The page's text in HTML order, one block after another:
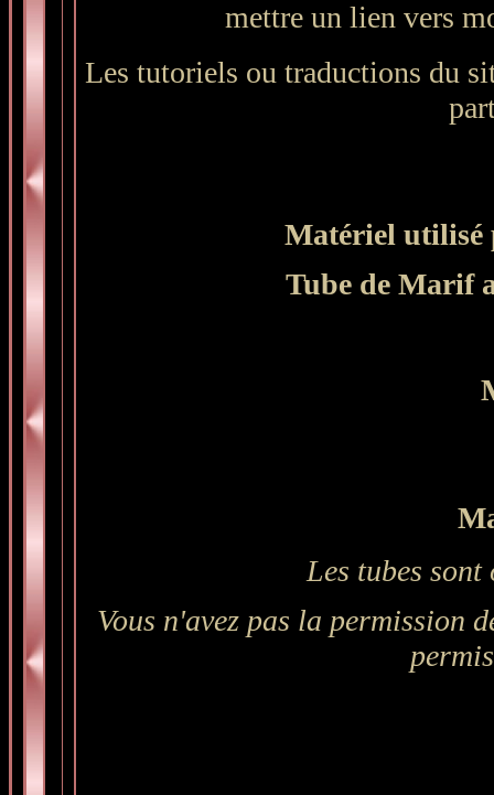
mettre un lien vers
Les tutoriels ou traductions du
Matériel utilisé
Tube de Marif
Les tubes
Vous n'avez pas la permission